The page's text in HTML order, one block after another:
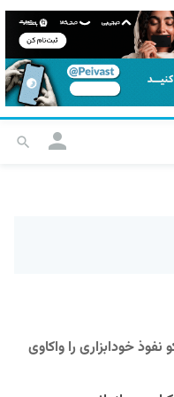
خودابزاری را واکاوی